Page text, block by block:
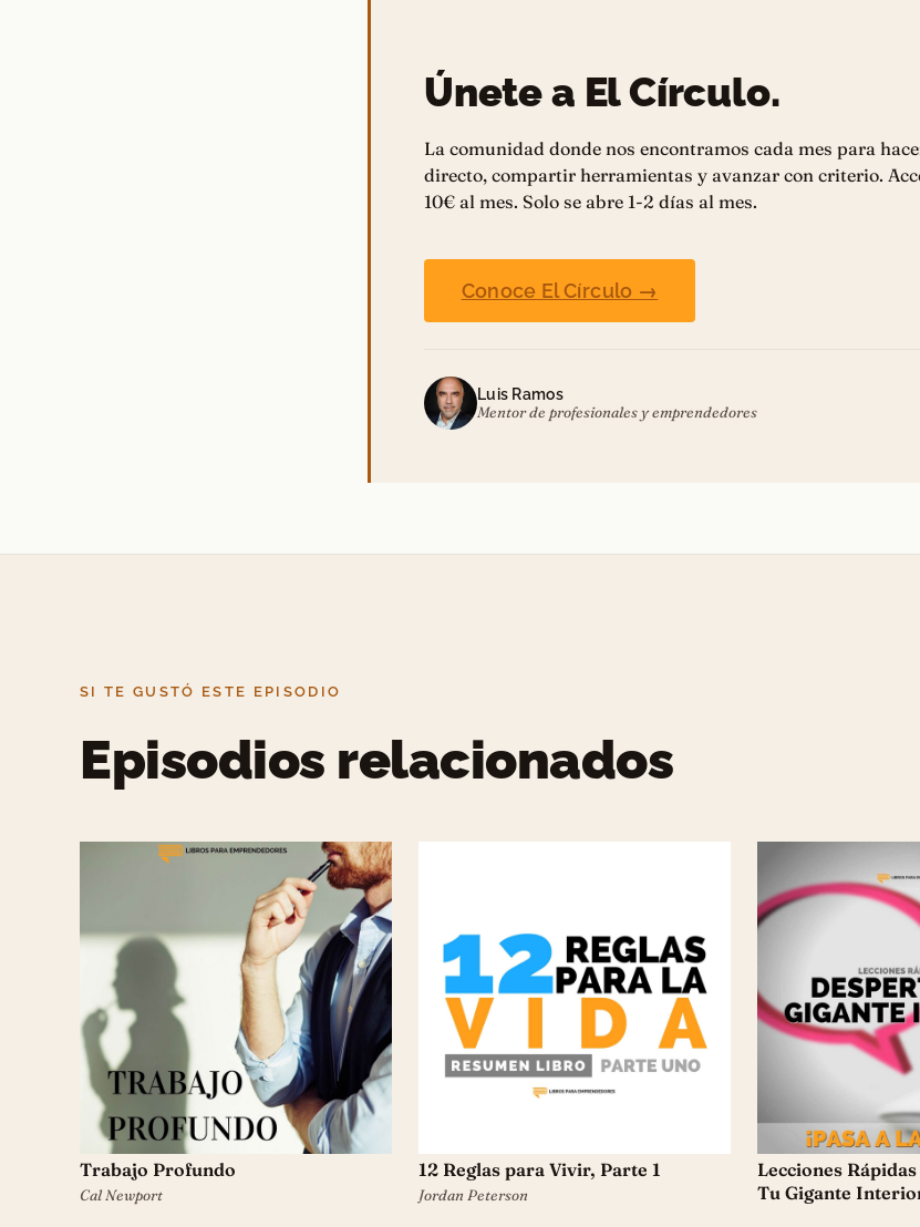
Únete a El Círculo.
La comunidad donde nos encontramos cada mes para
directo, compartir herramientas y avanzar con criterio.
10€ al mes. Solo se abre 1-2 días al mes.
Conoce El Círculo →
Luis Ramos
Mentor de profesionales y emprendedores
SI TE GUSTÓ ESTE EPISODIO
Episodios relacionados
Trabajo Profundo
Cal Newport
12 Reglas para Vivir, Parte 1
Jordan Peterson
Lecciones
Tu Gigante